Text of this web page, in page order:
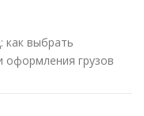
как выбрать
оформления грузов